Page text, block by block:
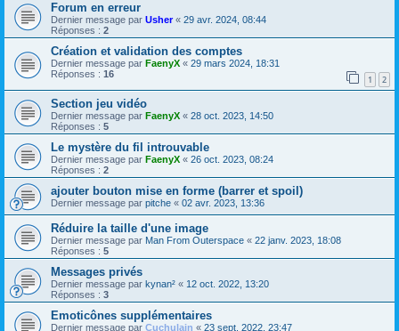
Forum en erreur
Dernier message par Usher« 29 avr. 2024, 08:44
Réponses : 2
Création et validation des comptes
Dernier message par FaenyX « 29 mars 2024, 18:31
Réponses : 16 1 2
Section jeu vidéo
Dernier message par FaenyX « 28 oct. 2023, 14:50
Réponses : 5
Le mystère du fil introuvable
Dernier message par FaenyX « 26 oct. 2023, 08:24
Réponses : 2
ajouter bouton mise en forme (barrer et spoil)
Dernier message par pitche « 02 avr. 2023, 13:36
Réduire la taille d'une image
Dernier message par Man From Outerspace « 22 janv. 2023, 18:08
Réponses : 5
Messages privés
Dernier message par kynan² « 12 oct. 2022, 13:20
Réponses : 3
Emoticônes supplémentaires
Dernier message par Cuchulain « 23 sept. 2022, 23:47